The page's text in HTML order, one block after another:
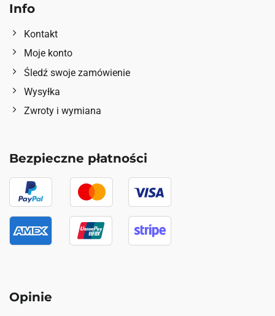
Info
Kontakt
Moje konto
Śledź swoje zamówienie
Wysyłka
Zwroty i wymiana
Bezpieczne płatności
Opinie